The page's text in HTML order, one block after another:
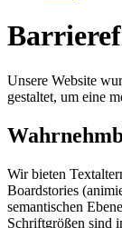
Unsere Website
gestaltet, um eine
Wir bieten
Boardstories
semantischen
Schriftgrößen sind